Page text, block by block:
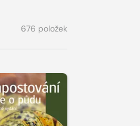
676 položek